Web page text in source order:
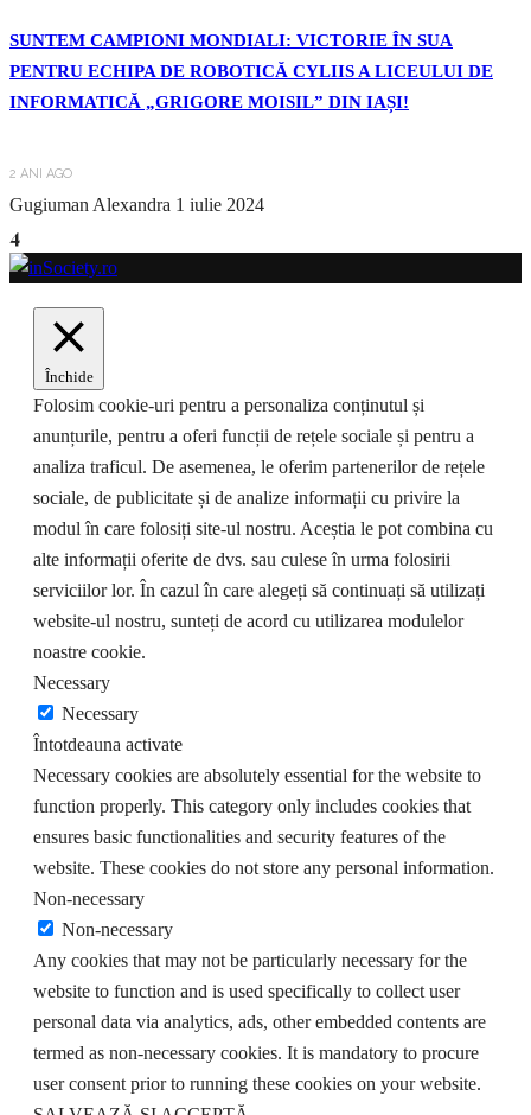
SUNTEM CAMPIONI MONDIALI: VICTORIE ÎN SUA
PENTRU ECHIPA DE ROBOTICĂ CYLIIS A LICEULUI DE
INFORMATICĂ „GRIGORE MOISIL” DIN IAȘI!
2 ANI AGO
Gugiuman Alexandra 1 iulie 2024
4
Închide
Folosim cookie-uri pentru a personaliza conținutul și
anunțurile, pentru a oferi funcții de rețele sociale și pentru a
analiza traficul. De asemenea, le oferim partenerilor de rețele
sociale, de publicitate și de analize informații cu privire la
modul în care folosiți site-ul nostru. Aceștia le pot combina cu
alte informații oferite de dvs. sau culese în urma folosirii
serviciilor lor. În cazul în care alegeți să continuați să utilizați
website-ul nostru, sunteți de acord cu utilizarea modulelor
noastre cookie.
Necessary
Necessary
Întotdeauna activate
Necessary cookies are absolutely essential for the website to
function properly. This category only includes cookies that
ensures basic functionalities and security features of the
website. These cookies do not store any personal information.
Non-necessary
Non-necessary
Any cookies that may not be particularly necessary for the
website to function and is used specifically to collect user
personal data via analytics, ads, other embedded contents are
termed as non-necessary cookies. It is mandatory to procure
user consent prior to running these cookies on your website.